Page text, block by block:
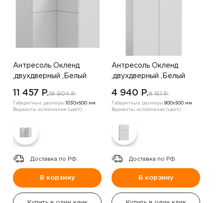
Антресоль Окленд
,двухдверный ,Белый
11 457 P.18 904 P.
Габаритные размеры: 1030х500 мм
Варианты исполнения (цвет):
Доставка по РФ.
В корзину
Антресоль Окленд
,двухдверный ,Белый
4 940 P.8 151 P.
Габаритные размеры:900х500 мм
Варианты исполнения (цвет):
Доставка по РФ.
В корзину